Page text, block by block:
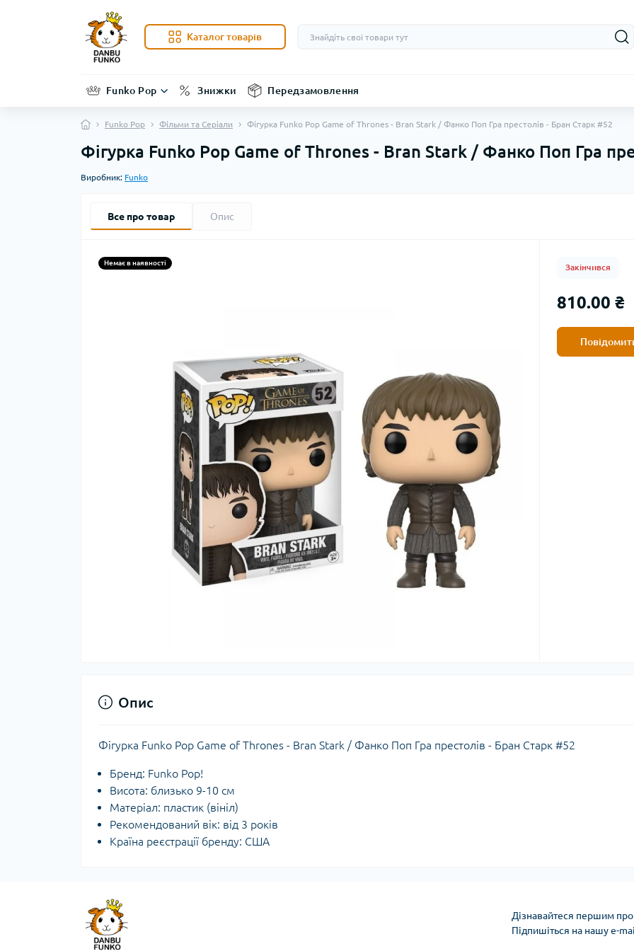
Каталог товарів
Funko Pop Знижки Передзамовлення
Funko Pop Фільми та Серіали Фігурка Funko Pop Game of Thrones - Bran Stark / Фанко Поп Гра престолів - Бран Старк #52
Фігурка Funko Pop Game of Thrones - Bran Stark / Фанко Поп Гра
Виробник: Funko
Все про товар Опис
Немає в наявності Закінчився
810.00 ₴
Опис
Фігурка Funko Pop Game of Thrones - Bran Stark / Фанко Поп Гра престолів - Бран Старк #52
Бренд: Funko Pop!
Висота: близько 9-10 см
Матеріал: пластик (вініл)
Рекомендований вік: від 3 років
Країна реєстрації бренду: США
Дізнавайтеся першим про
Підпишіться на нашу e-